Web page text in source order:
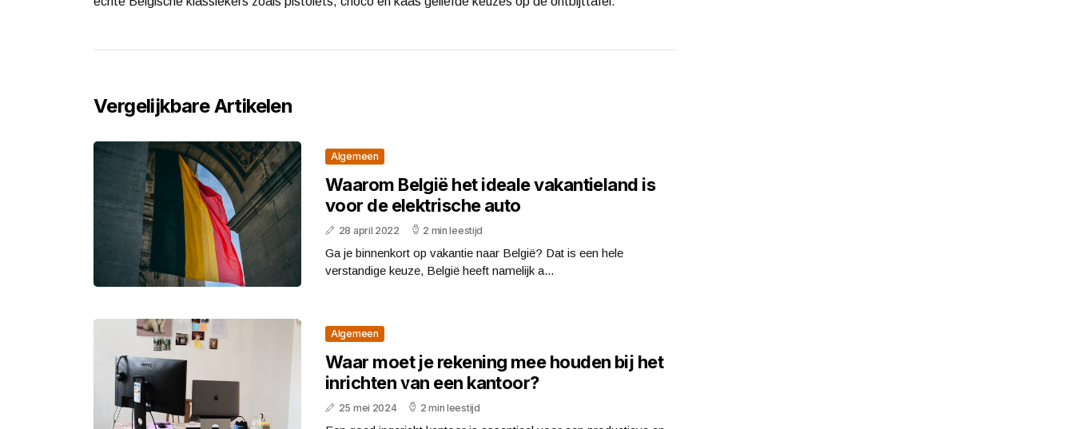
Vergelijkbare Artikelen
Algemeen
Waarom België het ideale vakantieland is
voor de elektrische auto
28 april 2022 2 min leestijd
Ga je binnenkort op vakantie naar België? Dat is een hele
verstandige keuze, België heeft namelijk a...
Algemeen
Waar moet je rekening mee houden bij het
inrichten van een kantoor?
25 mei 2024 2 min leestijd